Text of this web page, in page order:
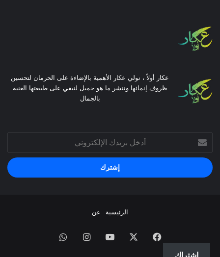
عكار أولاً ، نولي عكار الأهمية بالإضاءة على الحرمان لتحسين
ظروف إنمائها وننشر ما هو جميل لنبقي على طبيعتها الغنية
بالجمال
بريدك
الإلكتروني
الرئيسية عن
فيسبوك يوتيوبانستقرامواتساب
اشتراك